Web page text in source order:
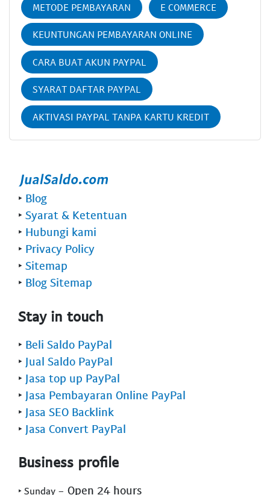
METODE PEMBAYARAN E COMMERCE
KEUNTUNGAN PEMBAYARAN ONLINE
CARA BUAT AKUN PAYPAL
SYARAT DAFTAR PAYPAL
AKTIVASI PAYPAL TANPA KARTU KREDIT
‣ Blog
‣ Syarat & Ketentuan
‣ Hubungi kami
‣ Privacy Policy
‣ Sitemap
‣ Blog Sitemap
Stay in touch
‣ Beli Saldo PayPal
‣ Jual Saldo PayPal
‣ Jasa top up PayPal
‣ Jasa Pembayaran Online PayPal
‣ Jasa SEO Backlink
‣ Jasa Convert PayPal
Business profile
‣ Sunday - Open 24 hours